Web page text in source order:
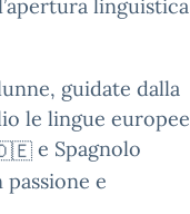
linguistica
guidate dalla
le lingue europee
e Spagnolo
e